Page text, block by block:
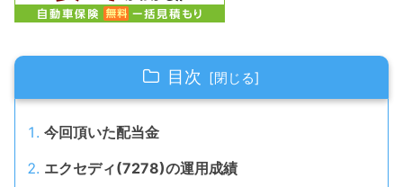
目次
今回頂いた配当金
エクセディ(7278)の運用成績